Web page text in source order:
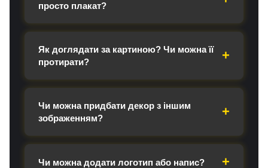
просто плакат?
Як доглядати за картиною? Чи можна її
протирати?
Чи можна придбати декор з іншим
зображенням?
Чи можна додати логотип або напис?